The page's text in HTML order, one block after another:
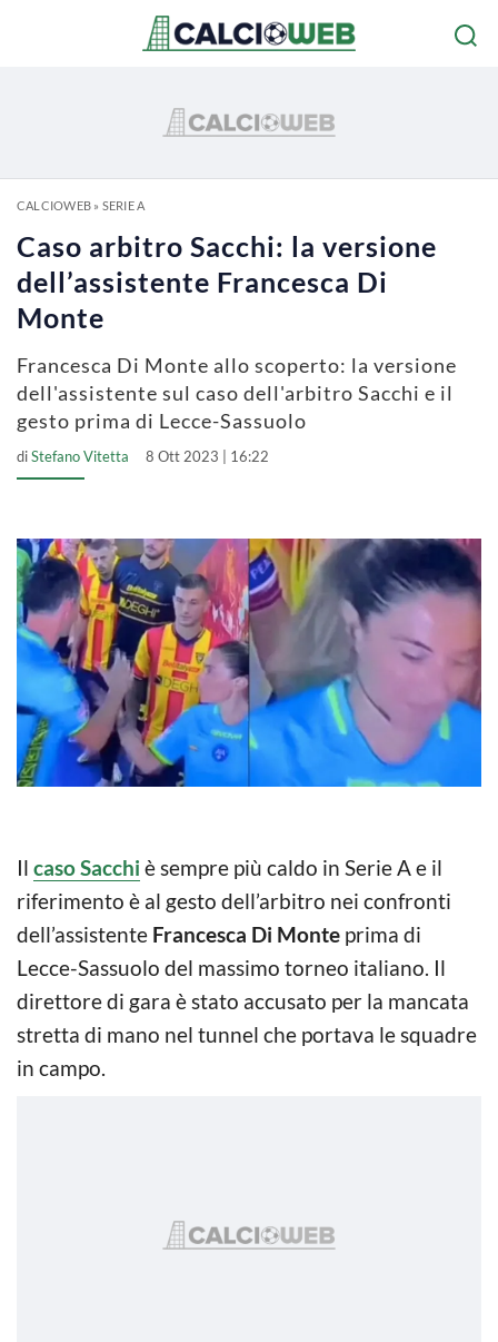
CALCIOWEB» SERIE A
Caso arbitro Sacchi: la versione
dell’assistente Francesca Di
Monte
Francesca Di Monte allo scoperto: la versione
dell'assistente sul caso dell'arbitro Sacchi e il
gesto prima di Lecce-Sassuolo
diStefano Vitetta 8 Ott 2023 | 16:22
Il caso Sacchi è sempre più caldo in Serie A e il
riferimento è al gesto dell’arbitro nei confronti
dell’assistente Francesca Di Monte prima di
Lecce-Sassuolo del massimo torneo italiano. Il
direttore di gara è stato accusato per la mancata
stretta di mano nel tunnel che portava le squadre
in campo.